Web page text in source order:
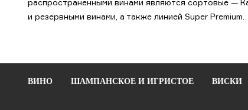
распространенными винами являются сортовые —
и резервными винами, а также линией Super Premium.
ВИНО ШАМПАНСКОЕ И ИГРИСТОЕ ВИСКИ